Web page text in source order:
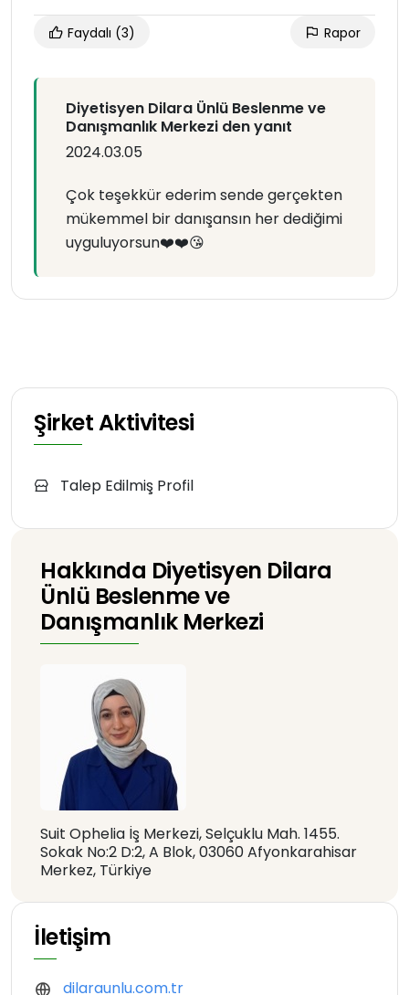
Faydalı (3) Rapor
Diyetisyen Dilara Ünlü Beslenme ve
Danışmanlık Merkezi den yanıt
2024.03.05
Çok teşekkür ederim sende gerçekten
mükemmel bir danışansın her dediğimi
uyguluyorsun❤️❤️😘
Şirket Aktivitesi
Talep Edilmiş Profil
Hakkında Diyetisyen Dilara
Ünlü Beslenme ve
Danışmanlık Merkezi
Suit Ophelia İş Merkezi, Selçuklu Mah. 1455.
Sokak No:2 D:2, A Blok, 03060 Afyonkarahisar
Merkez, Türkiye
İletişim
dilaraunlu.com.tr